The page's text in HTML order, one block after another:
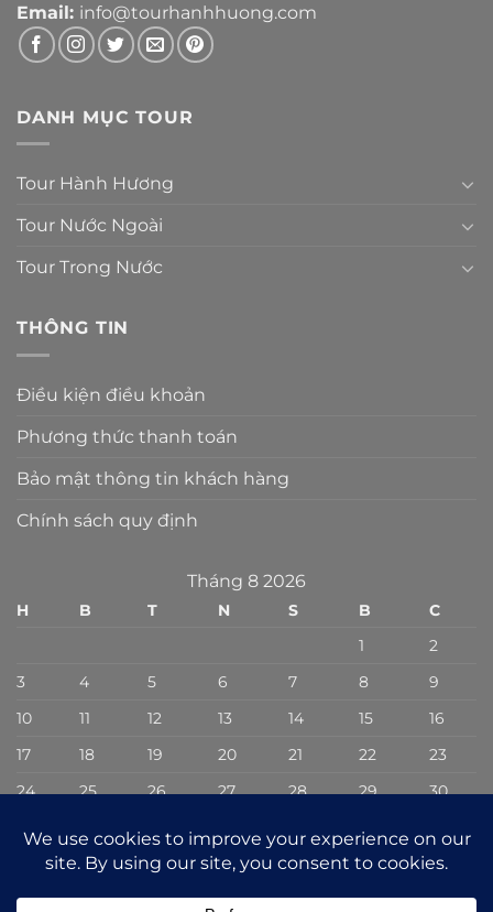
Email: info@tourhanhhuong.com
DANH MỤC TOUR
Tour Hành Hương
Tour Nước Ngoài
Tour Trong Nước
THÔNG TIN
Điều kiện điều khoản
Phương thức thanh toán
Bảo mật thông tin khách hàng
Chính sách quy định
Tháng 8 2026
H B T N S B
C
1
2
3
4 5 6 7 8
9
10
11 12 13 14 15
16
17
18 19 20 21 22
23
24
25 26 27 28 29
30
31